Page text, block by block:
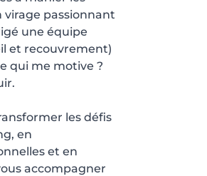
virage passionnant
une équipe
et recouvrement)
qui me motive ?
les défis
en
et en
accompagner